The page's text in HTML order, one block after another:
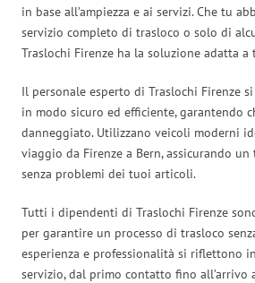
in base all’ampiezza e ai servizi. Che tu
servizio completo di trasloco o solo di
Traslochi Firenze ha la soluzione adatta a
Il personale esperto di Traslochi Firenze
in modo sicuro ed efficiente, garantendo
danneggiato. Utilizzano veicoli moderni
viaggio da Firenze a Bern, assicurando
senza problemi dei tuoi articoli.
Tutti i dipendenti di Traslochi Firenze
per garantire un processo di trasloco
esperienza e professionalità si riflettono
servizio, dal primo contatto fino all’arrivo